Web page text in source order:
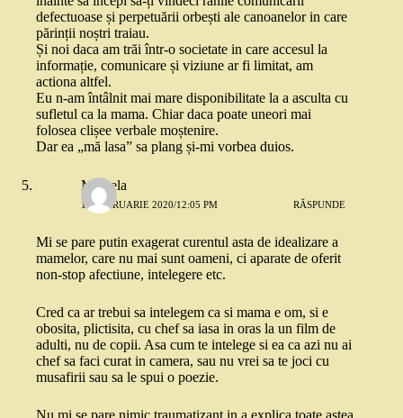
defectuoase și perpetuării orbești ale canoanelor in care
părinții noștri traiau.
Și noi daca am trăi într-o societate in care accesul la
informație, comunicare și viziune ar fi limitat, am
actiona altfel.
Eu n-am întâlnit mai mare disponibilitate la a asculta cu
sufletul ca la mama. Chiar daca poate uneori mai
folosea clișee verbale moștenire.
Dar ea „mă lasa” sa plang și-mi vorbea duios.
Mihaela
18 FEBRUARIE 2020/12:05 PM RĂSPUNDE
Mi se pare putin exagerat curentul asta de idealizare a
mamelor, care nu mai sunt oameni, ci aparate de oferit
non-stop afectiune, intelegere etc.
Cred ca ar trebui sa intelegem ca si mama e om, si e
obosita, plictisita, cu chef sa iasa in oras la un film de
adulti, nu de copii. Asa cum te intelege si ea ca azi nu ai
chef sa faci curat in camera, sau nu vrei sa te joci cu
musafirii sau sa le spui o poezie.
Nu mi se pare nimic traumatizant in a explica toate astea